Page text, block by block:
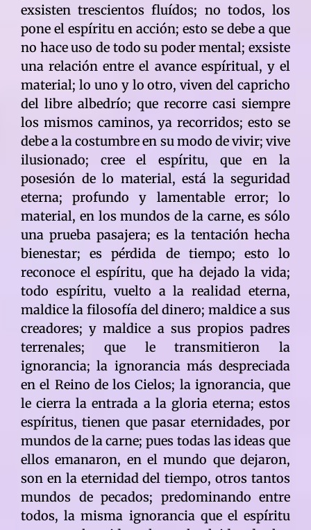
exsisten trescientos fluídos; no todos, los
pone el espíritu en acción; esto se debe a que
no hace uso de todo su poder mental; exsiste
una relación entre el avance espíritual, y el
material; lo uno y lo otro, viven del capricho
del libre albedrío; que recorre casi siempre
los mismos caminos, ya recorridos; esto se
debe a la costumbre en su modo de vivir; vive
ilusionado; cree el espíritu, que en la
posesión de lo material, está la seguridad
eterna; profundo y lamentable error; lo
material, en los mundos de la carne, es sólo
una prueba pasajera; es la tentación hecha
bienestar; es pérdida de tiempo; esto lo
reconoce el espíritu, que ha dejado la vida;
todo espíritu, vuelto a la realidad eterna,
maldice la filosofía del dinero; maldice a sus
creadores; y maldice a sus propios padres
terrenales; que le transmitieron la
ignorancia; la ignorancia más despreciada
en el Reino de los Cielos; la ignorancia, que
le cierra la entrada a la gloria eterna; estos
espíritus, tienen que pasar eternidades, por
mundos de la carne; pues todas las ideas que
ellos emanaron, en el mundo que dejaron,
son en la eternidad del tiempo, otros tantos
mundos de pecados; predominando entre
todos, la misma ignorancia que el espíritu